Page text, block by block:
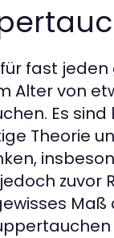
fast
von
Es
Theorie
zuvor